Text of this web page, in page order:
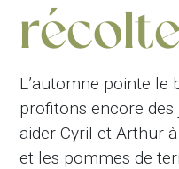
L’automne pointe le
profitons encore
aider Cyril et Arthur
et les pommes de